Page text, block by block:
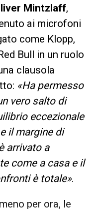
Mintzlaff,
ai microfoni
come Klopp,
Bull in un ruolo
clausola
«Ha permesso
vero salto di
eccezionale
il margine di
arrivato a
come a casa e il
è totale».
per ora, le